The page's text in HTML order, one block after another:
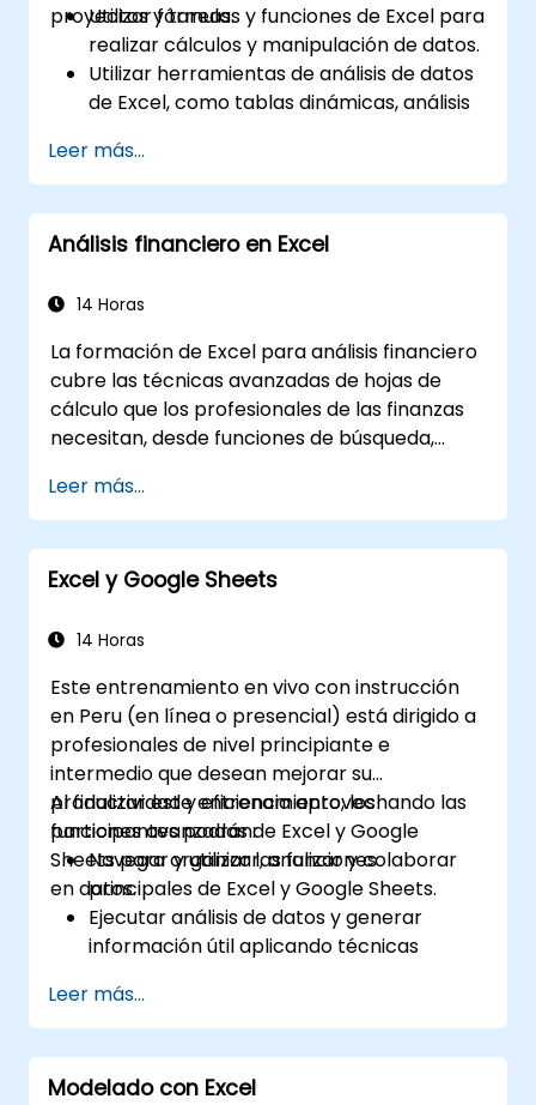
proyectos y tareas.
Utilizar fórmulas y funciones de Excel para
realizar cálculos y manipulación de datos.
Utilizar herramientas de análisis de datos
de Excel, como tablas dinámicas, análisis
resumir y visualizar los datos.
Utilizar gráficos e histogramas de Excel
para crear y personalizar visualizaciones
de datos.
condicional de Excel para garantizar la
clave obtenidas de estos.
Utilizar las funciones de importación y
exportación de datos de Excel para
conectar con fuentes de datos externas
y compartir datos con otras personas.
Leer más...
Análisis financiero en Excel
14 Horas
La formación de Excel para análisis financiero
cubre las técnicas avanzadas de hojas de
cálculo que los profesionales de las finanzas
necesitan, desde funciones de búsqueda,
(Pivot Charts), hasta formato condicional,
flujos de trabajo con datos externos y análisis
de valores mobiliarios. Se adentra en
enfoques prácticos para evaluar conceptos
tendencias del mercado, construir modelos
conjunto de herramientas analíticas de Excel
para cálculos financieros complejos e
informes.
Leer más...
Excel y Google Sheets
14 Horas
Este entrenamiento en vivo con instrucción
en Peru (en línea o presencial) está dirigido a
profesionales de nivel principiante e
intermedio que desean mejorar su
productividad y eficiencia aprovechando las
funciones avanzadas de Excel y Google
Sheets para organizar, analizar y colaborar
en datos.
Al finalizar este entrenamiento, los
participantes podrán:
Navegar y utilizar las funciones
principales de Excel y Google Sheets.
Ejecutar análisis de datos y generar
información útil aplicando técnicas
Colaborar en tiempo real mediante
Google Sheets para facilitar el trabajo en
equipo.
Crear plantillas reutilizables para
Leer más...
Modelado con Excel